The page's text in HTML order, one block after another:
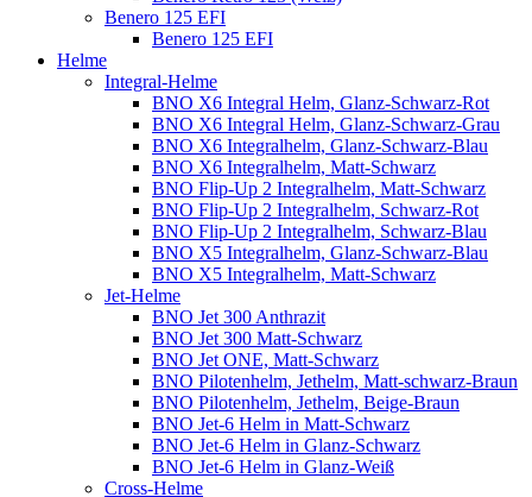
Benero 125 EFI
Benero 125 EFI
Helme
Integral-Helme
BNO X6 Integral Helm, Glanz-Schwarz-Rot
BNO X6 Integral Helm, Glanz-Schwarz-Grau
BNO X6 Integralhelm, Glanz-Schwarz-Blau
BNO X6 Integralhelm, Matt-Schwarz
BNO Flip-Up 2 Integralhelm, Matt-Schwarz
BNO Flip-Up 2 Integralhelm, Schwarz-Rot
BNO Flip-Up 2 Integralhelm, Schwarz-Blau
BNO X5 Integralhelm, Glanz-Schwarz-Blau
BNO X5 Integralhelm, Matt-Schwarz
Jet-Helme
BNO Jet 300 Anthrazit
BNO Jet 300 Matt-Schwarz
BNO Jet ONE, Matt-Schwarz
BNO Pilotenhelm, Jethelm, Matt-schwarz-Braun
BNO Pilotenhelm, Jethelm, Beige-Braun
BNO Jet-6 Helm in Matt-Schwarz
BNO Jet-6 Helm in Glanz-Schwarz
BNO Jet-6 Helm in Glanz-Weiß
Cross-Helme